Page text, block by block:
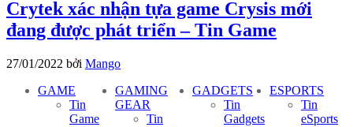
Crytek xác nhận tựa game Crysis mới
đang được phát triển – Tin Game
27/01/2022 bởi Mango
GAME
Tin
Game
GAMING
GEAR
Tin
GADGETS
Tin
Gadgets
ESPORTS
Tin
eSports